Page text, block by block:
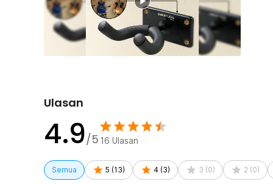
menghambat kemampuan bracket untuk
Kuat Menahan Beban Gitar
Bracket terbuat dari bahan besi kokoh dan kuat. Anda
pada bracket ini, mulai dari elektrik, bass, hingga
Anda bisa memasang bracket ini pada posisi dinding
hanya dengan memanfaatkan sekrup membuat
cepat.
Kelengkapan Produk
Rincian yang Anda dapatkan untuk pembelian produk
Ulasan
4.9/5 16 Ulasan
Semua 5 (13) 4 (3) 3 (0) 2 (0)